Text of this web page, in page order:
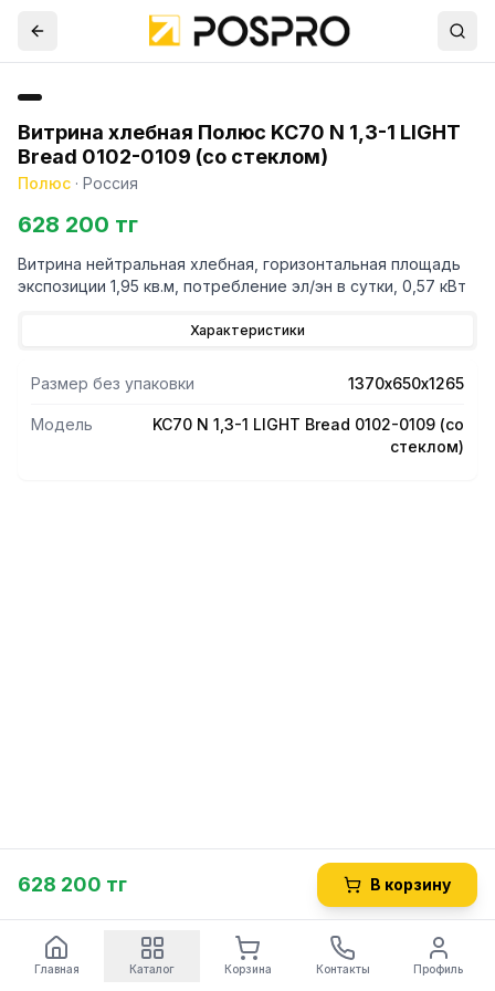
Витрина хлебная Полюс KC70 N 1,3-1 LIGHT
Bread 0102-0109 (со стеклом)
Полюс · Россия
628 200 тг
Витрина нейтральная хлебная, горизонтальная площадь
экспозиции 1,95 кв.м, потребление эл/эн в сутки, 0,57 кВт
Характеристики
Размер без упаковки 1370х650х1265
Модель
KC70 N 1,3-1 LIGHT Bread 0102-0109 (со
стеклом)
628 200 тг В корзину
Главная Каталог Корзина Контакты Профиль